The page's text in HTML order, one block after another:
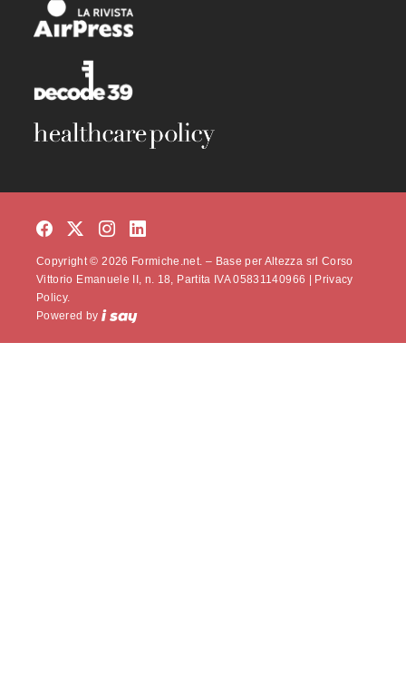
Copyright © 2026 Formiche.net. – Base per Altezza srl Corso
Vittorio Emanuele II, n. 18, Partita IVA 05831140966 | Privacy
Policy.
Powered by